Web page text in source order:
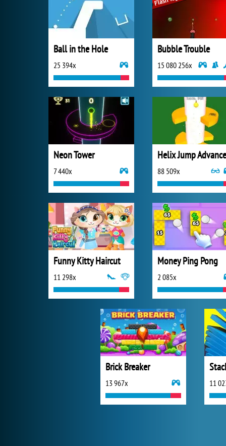
Ball in the Hole
25 394x
Bubble Trouble
15 080 256x
Neon Tower
7 440x
Helix Jump
88 509x
Funny Kitty Haircut
11 298x
Money Ping Pong
2 085x
Brick Breaker
13 967x 11